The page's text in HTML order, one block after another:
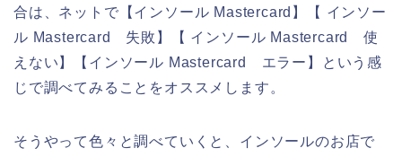
合は、ネットで【インソール Mastercard】【 インソー
ル Mastercard 失敗】【 インソール Mastercard 使
えない】【インソール Mastercard エラー】という感
じで調べてみることをオススメします。
そうやって色々と調べていくと、インソールのお店で